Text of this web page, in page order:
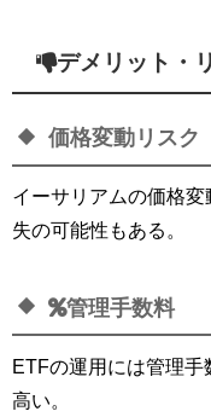
デメリット・
価格変動リスク
イーサリアムの価格
失の可能性もある。
管理手数料
ETFの運用には管理
高い。